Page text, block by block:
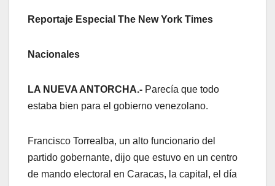
Reportaje Especial The New York Times
Nacionales
LA NUEVA ANTORCHA.- Parecía que todo
estaba bien para el gobierno venezolano.
Francisco Torrealba, un alto funcionario del
partido gobernante, dijo que estuvo en un centro
de mando electoral en Caracas, la capital, el día